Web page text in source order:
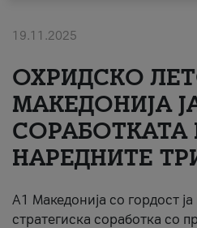
#ПодобарОнлајн
19.11.2025
ОХРИДСКО
МАКЕДОНИЈА
СОРАБОТКАТА
НАРЕДНИТЕ
A1 Македонија со гордост
стратегиска соработка со